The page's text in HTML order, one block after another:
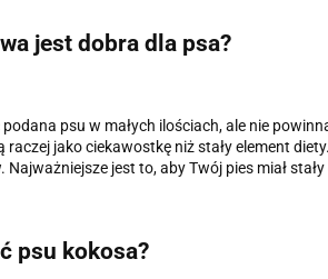
jest dobra dla psa?
psu w małych ilościach, ale nie
jako ciekawostkę niż stały element
jest to, aby Twój pies miał
psu kokosa?